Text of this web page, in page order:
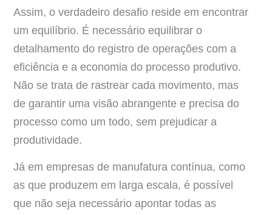
Assim, o verdadeiro desafio reside em encontrar
um equilíbrio. É necessário equilibrar o
detalhamento do registro de operações com a
eficiência e a economia do processo produtivo.
Não se trata de rastrear cada movimento, mas
de garantir uma visão abrangente e precisa do
processo como um todo, sem prejudicar a
produtividade.
Já em empresas de manufatura contínua, como
as que produzem em larga escala, é possível
que não seja necessário apontar todas as